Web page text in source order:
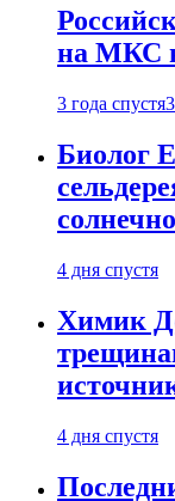
на МКС
3 года спустя
Биолог
4 дня спустя
Химик
4 дня спустя